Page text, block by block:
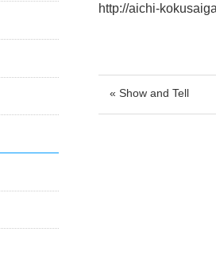
http://aichi-
« Show and Tell